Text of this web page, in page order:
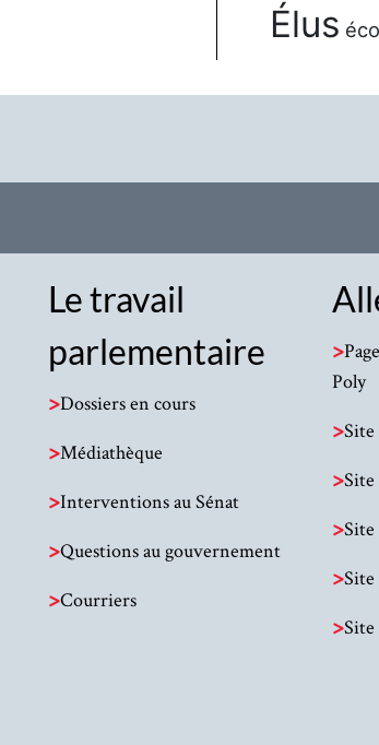
Élus
Le travail
parlementaire
>Dossiers en cours
>Médiathèque
>Interventions au Sénat
>Questions au gouvernement
>Courriers
>
Poly
>Site
>Site
>
>Site
>Site